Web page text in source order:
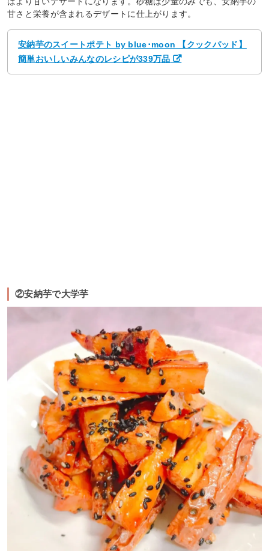
甘さと栄養が含まれるデザートに仕上がります。
安納芋のスイートポテト by blue･moon 【クックパッド】
簡単おいしいみんなのレシピが339万品
②安納芋で大学芋